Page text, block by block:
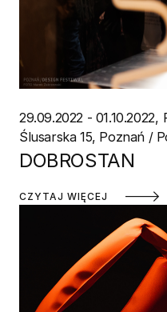
29.09.2022 - 01.10.2022
Ślusarska 15, Poznań /
DOBROSTAN
CZYTAJ WIĘCEJ